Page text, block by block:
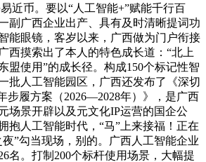
近币。要以“人工智能+”赋能千行百
副广西企业出产、具有及时清晰提词功
能眼镜，客岁以来，广西做为门户衔接
西摸索出了本人的特色成长道：“北上
盟使用”的成长径。构成150个标记性智
批人工智能园区，广西还发布了《深切
步履方案（2026—2028年）》，是广西
场景开辟以及元文化IP运营的国企公
抱人工智能时代，“马”上来接福！正在
”勾当现场，别的。广西人工智能企业
名。打制200个标杆使用场景，大幅提